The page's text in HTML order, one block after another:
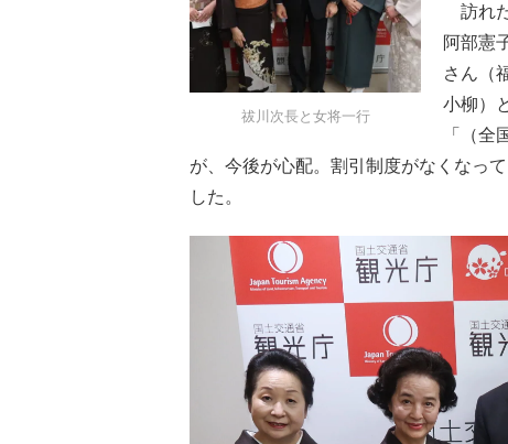
祓川次長と女将一行
訪れ
阿部憲
さん（
小柳）
「（全
が、今後が心配。割引制度がなくなっ
した。